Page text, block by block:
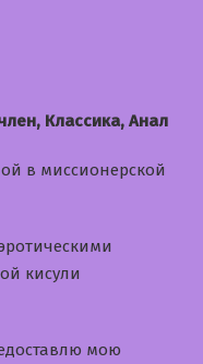
Классика, Анал
в миссионерской
кисули
мою